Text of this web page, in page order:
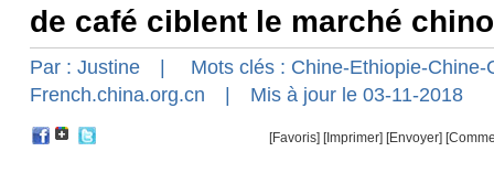
de café ciblent le marché
Par : Justine | Mots clés : Chine-Ethiopie-Chine-
French.china.org.cn | Mis à jour le 03-11-2018
[Favoris] [Imprimer] [Envoyer]